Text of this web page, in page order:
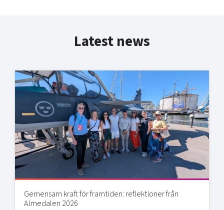
Latest news
Gemensam kraft för framtiden: reflektioner från
Almedalen 2026